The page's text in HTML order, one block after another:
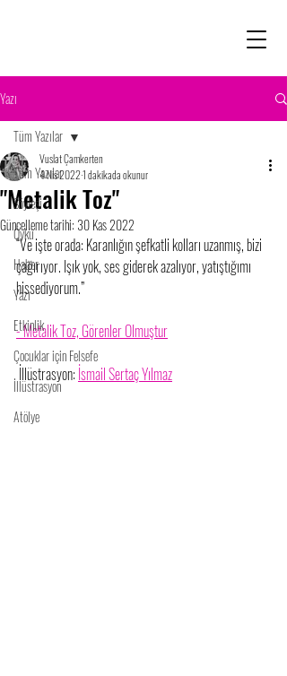
Yazı
Tüm Yazılar
Söyleşi
Öykü
Haber
Yazı
Etkinlik
Çocuklar için Felsefe
İllüstrasyon
Atölye
Tüm Yazılar
"Metalik Toz"
Vuslat Çamkerten
4 Nis 20221 dakikada okunur
Güncelleme tarihi: 30 Kas 2022
“Ve işte orada: Karanlığın şefkatli kolları uzanmış, bizi
çağırıyor. Işık yok, ses giderek azalıyor, yatıştığımı
hissediyorum.”
- Metalik Toz, Görenler Olmuştur
İllüstrasyon: İsmail Sertaç Yılmaz